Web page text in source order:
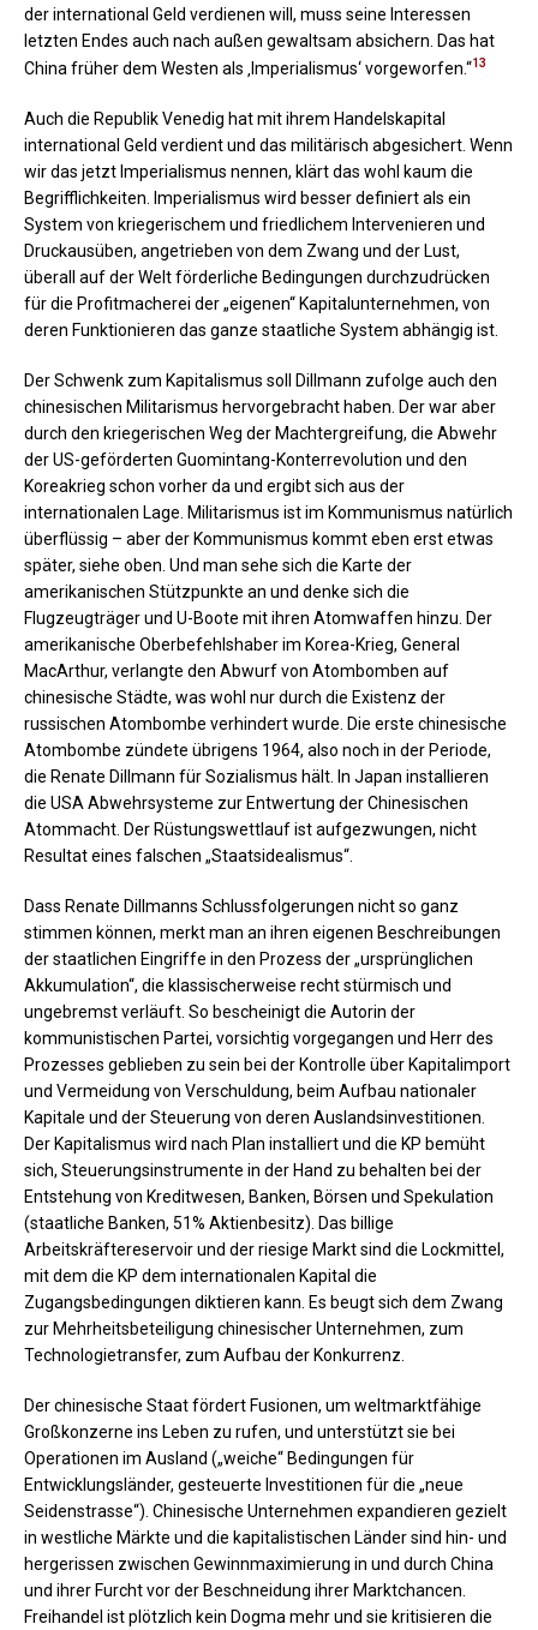
der international Geld verdienen will, muss seine Interessen
letzten Endes auch nach außen gewaltsam absichern. Das hat
China früher dem Westen als ‚Imperialismus‘ vorgeworfen.“13
Auch die Republik Venedig hat mit ihrem Handelskapital
international Geld verdient und das militärisch abgesichert. Wenn
wir das jetzt Imperialismus nennen, klärt das wohl kaum die
Begrifflichkeiten. Imperialismus wird besser definiert als ein
System von kriegerischem und friedlichem Intervenieren und
Druckausüben, angetrieben von dem Zwang und der Lust,
überall auf der Welt förderliche Bedingungen durchzudrücken
für die Profitmacherei der „eigenen“ Kapitalunternehmen, von
deren Funktionieren das ganze staatliche System abhängig ist.
Der Schwenk zum Kapitalismus soll Dillmann zufolge auch den
chinesischen Militarismus hervorgebracht haben. Der war aber
durch den kriegerischen Weg der Machtergreifung, die Abwehr
der US-geförderten Guomintang-Konterrevolution und den
Koreakrieg schon vorher da und ergibt sich aus der
internationalen Lage. Militarismus ist im Kommunismus natürlich
überflüssig – aber der Kommunismus kommt eben erst etwas
später, siehe oben. Und man sehe sich die Karte der
amerikanischen Stützpunkte an und denke sich die
Flugzeugträger und U-Boote mit ihren Atomwaffen hinzu. Der
amerikanische Oberbefehlshaber im Korea-Krieg, General
MacArthur, verlangte den Abwurf von Atombomben auf
chinesische Städte, was wohl nur durch die Existenz der
russischen Atombombe verhindert wurde. Die erste chinesische
Atombombe zündete übrigens 1964, also noch in der Periode,
die Renate Dillmann für Sozialismus hält. In Japan installieren
die USA Abwehrsysteme zur Entwertung der Chinesischen
Atommacht. Der Rüstungswettlauf ist aufgezwungen, nicht
Resultat eines falschen „Staatsidealismus“.
Dass Renate Dillmanns Schlussfolgerungen nicht so ganz
stimmen können, merkt man an ihren eigenen Beschreibungen
der staatlichen Eingriffe in den Prozess der „ursprünglichen
Akkumulation“, die klassischerweise recht stürmisch und
ungebremst verläuft. So bescheinigt die Autorin der
kommunistischen Partei, vorsichtig vorgegangen und Herr des
Prozesses geblieben zu sein bei der Kontrolle über Kapitalimport
und Vermeidung von Verschuldung, beim Aufbau nationaler
Kapitale und der Steuerung von deren Auslandsinvestitionen.
Der Kapitalismus wird nach Plan installiert und die KP bemüht
sich, Steuerungsinstrumente in der Hand zu behalten bei der
Entstehung von Kreditwesen, Banken, Börsen und Spekulation
(staatliche Banken, 51% Aktienbesitz). Das billige
Arbeitskräftereservoir und der riesige Markt sind die Lockmittel,
mit dem die KP dem internationalen Kapital die
Zugangsbedingungen diktieren kann. Es beugt sich dem Zwang
zur Mehrheitsbeteiligung chinesischer Unternehmen, zum
Technologietransfer, zum Aufbau der Konkurrenz.
Der chinesische Staat fördert Fusionen, um weltmarktfähige
Großkonzerne ins Leben zu rufen, und unterstützt sie bei
Operationen im Ausland („weiche“ Bedingungen für
Entwicklungsländer, gesteuerte Investitionen für die „neue
Seidenstrasse“). Chinesische Unternehmen expandieren gezielt
in westliche Märkte und die kapitalistischen Länder sind hin- und
hergerissen zwischen Gewinnmaximierung in und durch China
und ihrer Furcht vor der Beschneidung ihrer Marktchancen.
Freihandel ist plötzlich kein Dogma mehr und sie kritisieren die